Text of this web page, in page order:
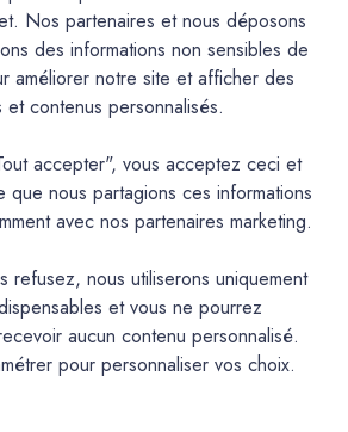
- La
-
1L
Mercadier
Peinture Mercadier - La
Spéciale - Satin à brillant -
Couleur DÉLICE - 1L
Nos partenaires et nous déposons
des informations non sensibles de
améliorer notre site et afficher des
et contenus personnalisés.
accepter", vous acceptez ceci et
que nous partagions ces informations
avec nos partenaires marketing.
refusez, nous utiliserons uniquement
et vous ne pourrez
aucun contenu personnalisé.
pour personnaliser vos choix.